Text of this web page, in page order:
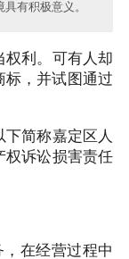
有积极意义。
利。可有人却
标，并试图通过
简称嘉定区人
权诉讼损害责任
在经营过程中